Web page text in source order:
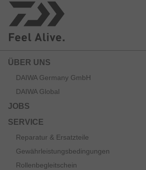
ÜBER UNS
DAIWA Germany GmbH
DAIWA Global
JOBS
SERVICE
Reparatur & Ersatzteile
Gewährleistungsbedingungen
Rollenbegleitschein